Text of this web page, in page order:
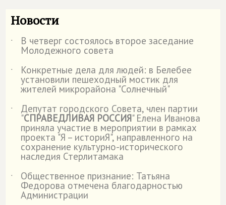
Новости
˙ В четверг состоялось второе заседание
Молодежного совета
˙
Конкретные дела для людей: в Белебее
установили пешеходный мостик для
жителей микрорайона "Солнечный"
˙
Депутат городского Совета, член партии
"СПРАВЕДЛИВАЯ РОССИЯ" Елена Иванова
приняла участие в мероприятии в рамках
проекта "Я – историЯ", направленного на
сохранение культурно-исторического
наследия Стерлитамака
˙
Общественное признание: Татьяна
Федорова отмечена благодарностью
Администрации